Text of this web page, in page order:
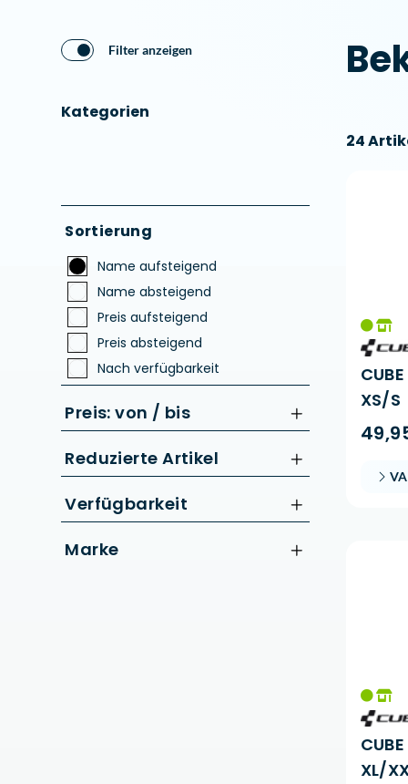
Filter anzeigen
Kategorien
Sortierung
Name aufsteigend
Name absteigend
Preis aufsteigend
Preis absteigend
Nach verfügbarkeit
Preis: von / bis
bis
Reduzierte Artikel
Nur Reduzierte Artikel anzeigen
Verfügbarkeit
Marke
24
XS/S
XL/